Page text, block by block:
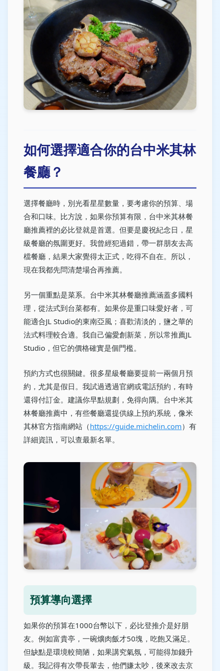
如何選擇適合你的台中米其林
餐廳？
選擇餐廳時，別光看星星數量，要考慮你的預算、場
合和口味。比方說，如果你預算有限，台中米其林餐
廳推薦裡的必比登就是首選。但要是慶祝紀念日，星
級餐廳的氛圍更好。我曾經犯過錯，帶一群朋友去高
檔餐廳，結果大家覺得太正式，吃得不自在。所以，
現在我都先問清楚場合再推薦。
另一個重點是菜系。台中米其林餐廳推薦涵蓋多國料
理，從法式到台菜都有。如果你是重口味愛好者，可
能適合JL Studio的東南亞風；喜歡清淡的，鹽之華的
法式料理較合適。我自己偏愛創新菜，所以常推薦JL
Studio，但它的價格確實是個門檻。
預約方式也很關鍵。很多星級餐廳要提前一兩個月預
約，尤其是假日。我試過透過官網或電話預約，有時
還得付訂金。建議你早點規劃，免得向隅。台中米其
林餐廳推薦中，有些餐廳還提供線上預約系統，像米
其林官方指南網站（https://guide.michelin.com）有
詳細資訊，可以查最新名單。
預算導向選擇
如果你的預算在1000台幣以下，必比登推介是好朋
友。例如富貴亭，一碗爌肉飯才50塊，吃飽又滿足。
但缺點是環境較簡陋，如果講究氣氛，可能得加錢升
級。我記得有次帶長輩去，他們嫌太吵，後來改去京